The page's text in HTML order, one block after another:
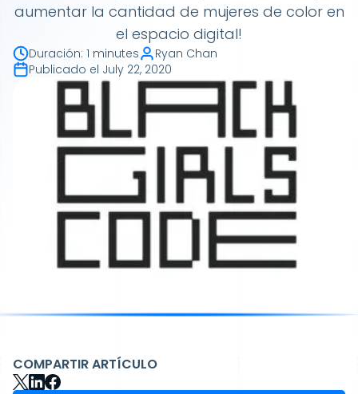
aumentar la cantidad de mujeres de color en
el espacio digital!
Duración: 1 minutes
Ryan Chan
Publicado el July 22, 2020
COMPARTIR ARTÍCULO